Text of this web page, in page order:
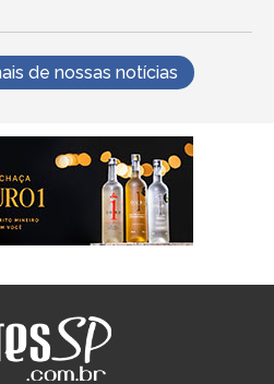
de nossas notícias